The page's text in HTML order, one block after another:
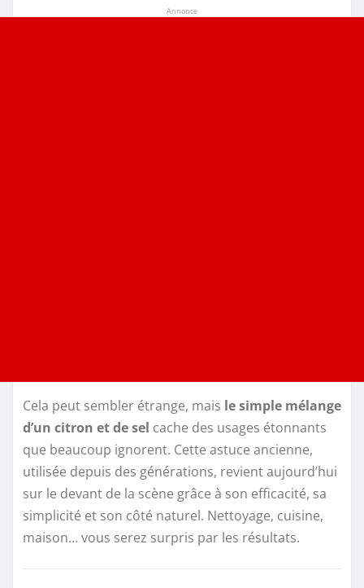
Annonce
Cela peut sembler étrange, mais le simple mélange
d’un citron et de sel cache des usages étonnants
que beaucoup ignorent. Cette astuce ancienne,
utilisée depuis des générations, revient aujourd’hui
sur le devant de la scène grâce à son efficacité, sa
simplicité et son côté naturel. Nettoyage, cuisine,
maison… vous serez surpris par les résultats.